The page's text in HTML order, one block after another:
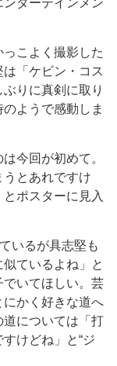
ターテインメン
こよく撮影した
「ケビン・コス
りに真剣に取り
ようで感動しま
今回が初めて。
とあれですけ
ポスターに見入
いるが具志堅も
似ているよね」と
いてほしい。芸
かく好きな道へ
については「打
けどね」と“ジ